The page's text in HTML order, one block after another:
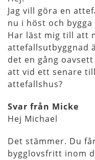
Jag vill göra en
nu i höst och
Har läst mig till att
attefallsutbyggnad
det en gång
att vid ett senare
attefallshus?
Svar från Micke
Hej Michael
Det stämmer. Du
bygglovsfritt inom